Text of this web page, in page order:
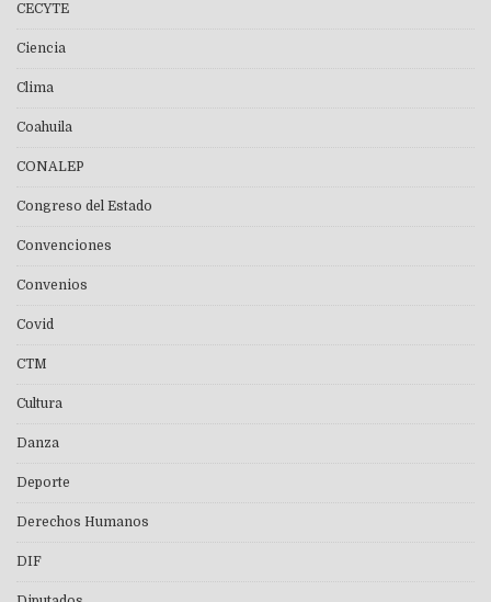
CECYTE
Ciencia
Clima
Coahuila
CONALEP
Congreso del Estado
Convenciones
Convenios
Covid
CTM
Cultura
Danza
Deporte
Derechos Humanos
DIF